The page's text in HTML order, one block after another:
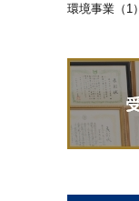
環境事業（1）